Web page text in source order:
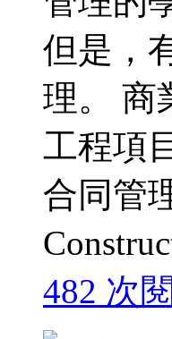
但是，
理。 商
工程項
合同管
482 次